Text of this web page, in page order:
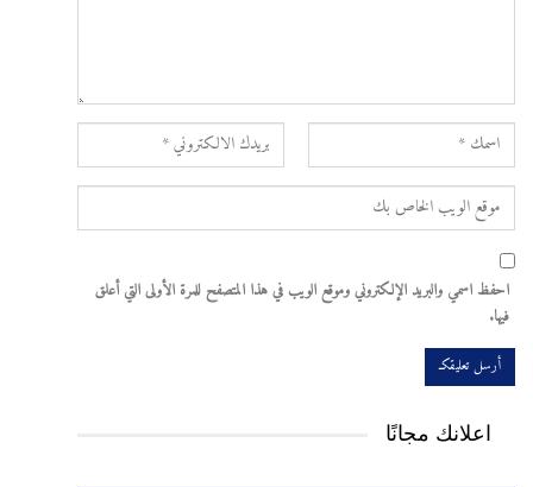
احفظ اسمي والبريد الإلكتروني وموقع الويب في هذا المتصفح للمرة الأولى التي أعلق
فيها.
اعلانك مجانًا